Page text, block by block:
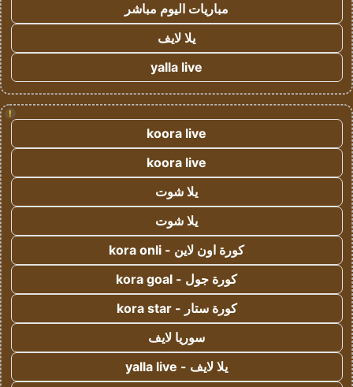
مباريات اليوم مباشر
يلا لايف
yalla live
!
koora live
koora live
يلا شوت
يلا شوت
كورة اون لاين - kora onli
كورة جول - kora goal
كورة ستار - kora star
سوريا لايف
يلا لايف - yalla live